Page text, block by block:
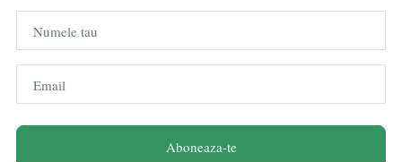
Numele tau
Email
Aboneaza-te